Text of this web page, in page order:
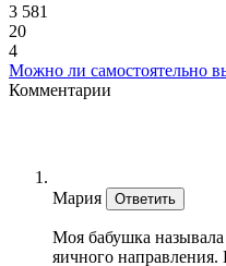
3 581
20
4
Можно ли самостоятельно
Комментарии
Мария Ответить
Моя бабушка
яичного